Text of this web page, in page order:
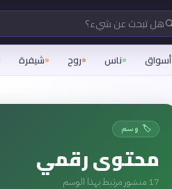
هل تبحث عن شيء؟
أسواق ناس روح شيفرة
🏷️ وسم
محتوى رقمي
17 منشور مرتبط بهذا الوسم